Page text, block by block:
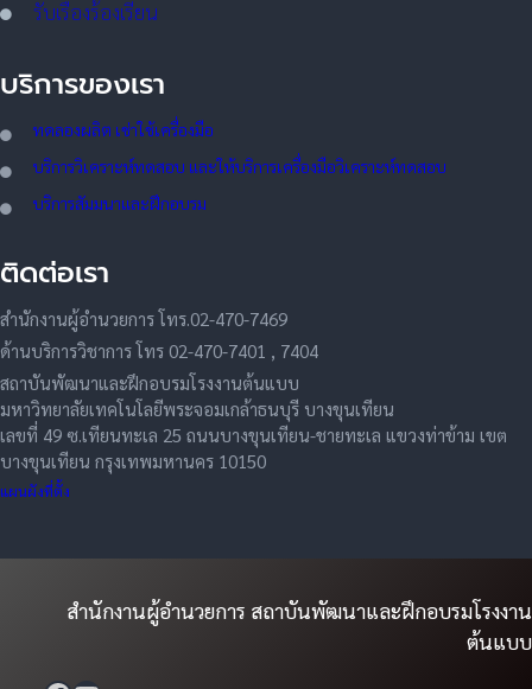
รับเรื่องร้องเรียน
บริการของเรา
ทดลองผลิต เช่าใช้เครื่องมือ
บริการวิเคราะห์ทดสอบ และให้บริการเครื่องมือวิเคราะห์ทดสอบ
บริการสัมมนาและฝึกอบรม
ติดต่อเรา
สำนักงานผู้อำนวยการ โทร.02-470-7469
ด้านบริการวิชาการ โทร 02-470-7401 , 7404
สถาบันพัฒนาและฝึกอบรมโรงงานต้นแบบ
มหาวิทยาลัยเทคโนโลยีพระจอมเกล้าธนบุรี บางขุนเทียน
เลขที่ 49 ซ.เทียนทะเล 25 ถนนบางขุนเทียน-ชายทะเล แขวงท่าข้าม เขต
บางขุนเทียน กรุงเทพมหานคร 10150
แผนผังที่ตั้ง
สำนักงานผู้อำนวยการ สถาบันพัฒนาและฝึกอบรมโรงงาน
ต้นแบบ